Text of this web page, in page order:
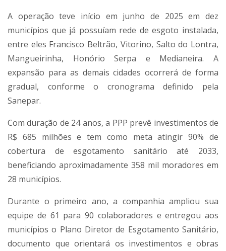
A operação teve início em junho de 2025 em dez
municípios que já possuíam rede de esgoto instalada,
entre eles Francisco Beltrão, Vitorino, Salto do Lontra,
Mangueirinha, Honório Serpa e Medianeira. A
expansão para as demais cidades ocorrerá de forma
gradual, conforme o cronograma definido pela
Sanepar.
Com duração de 24 anos, a PPP prevê investimentos de
R$ 685 milhões e tem como meta atingir 90% de
cobertura de esgotamento sanitário até 2033,
beneficiando aproximadamente 358 mil moradores em
28 municípios.
Durante o primeiro ano, a companhia ampliou sua
equipe de 61 para 90 colaboradores e entregou aos
municípios o Plano Diretor de Esgotamento Sanitário,
documento que orientará os investimentos e obras